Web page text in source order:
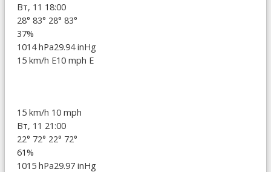
Вт, 11 18:00
28° 83° 28° 83°
37%
1014 hPa29.94 inHg
15 km/h E10 mph E
15 km/h 10 mph
Вт, 11 21:00
22° 72° 22° 72°
61%
1015 hPa29.97 inHg